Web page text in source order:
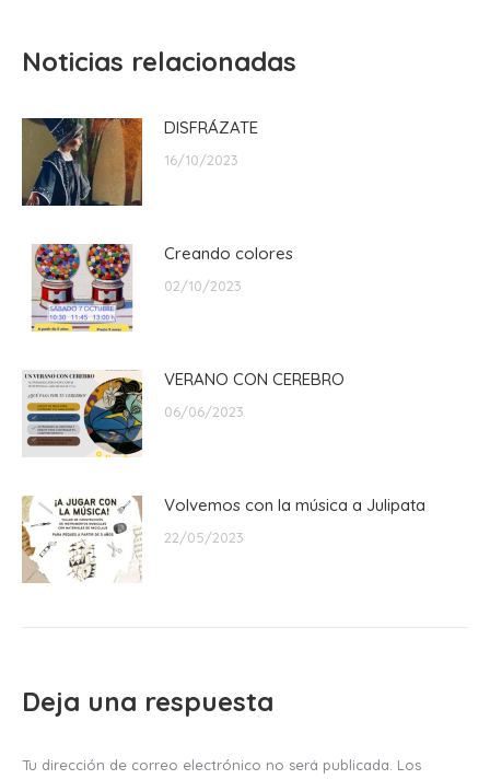
Noticias relacionadas
DISFRÁZATE
16/10/2023
Creando colores
02/10/2023
VERANO CON CEREBRO
06/06/2023
Volvemos con la música a Julipata
22/05/2023
Deja una respuesta
Tu dirección de correo electrónico no será publicada. Los